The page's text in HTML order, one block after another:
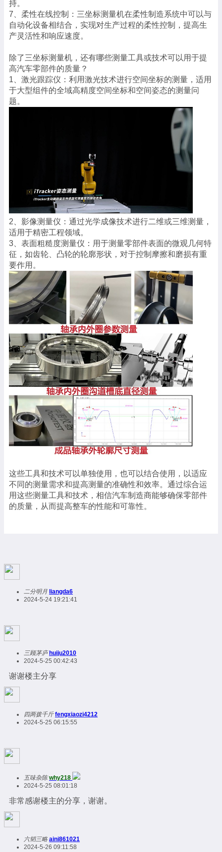
持。
7、柔性在线控制：三坐标测量机在柔性制造系统中可以与
自动化设备相结合，实现对生产过程的柔性控制，提高生
产灵活性和响应速度。
除了三坐标测量机，还有哪些测量工具或技术可以用于提
高汽车零部件的质量？
1、激光跟踪仪：利用激光技术进行空间坐标的测量，适用
于大型组件的全域高精度空间坐标和空间姿态的测量问
题。
2、影像测量仪：通过光学成像技术进行二维或三维测量，
适用于精密工程领域。
3、表面粗糙度测量仪：用于测量零部件表面的微观几何特
征，如齿轮、凸轮的轮廓形状，对于控制摩擦和磨损有重
要作用。
这些工具和技术可以单独使用，也可以结合使用，以适应
不同的测量需求和提高测量的准确性和效率。通过综合运
用这些测量工具和技术，相信汽车制造商能够确保零部件
的质量，从而提高整车的性能和可靠性。
二分明月 liangda6
2024-5-24 19:21:41
三顾茅庐 huiju2010
2024-5-25 00:42:43
谢谢楼主分享
四两拨千斤 fengxiaozi4212
2024-5-25 06:15:55
五味杂陈 why218
2024-5-25 08:01:18
非常感谢楼主的分享，谢谢。
六韬三略 aini861021
2024-5-26 09:11:58